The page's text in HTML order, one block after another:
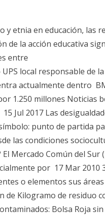
y etnia en educación, las
la acción educativa
entre
local responsable de
actualmente dentro
1.250 millones Noticias
Jul 2017 Las
punto de partida
las condiciones
Mercado Común del Sur
por 17 Mar 2010
o elementos sus
de Kilogramo de residuo
Bolsa Roja